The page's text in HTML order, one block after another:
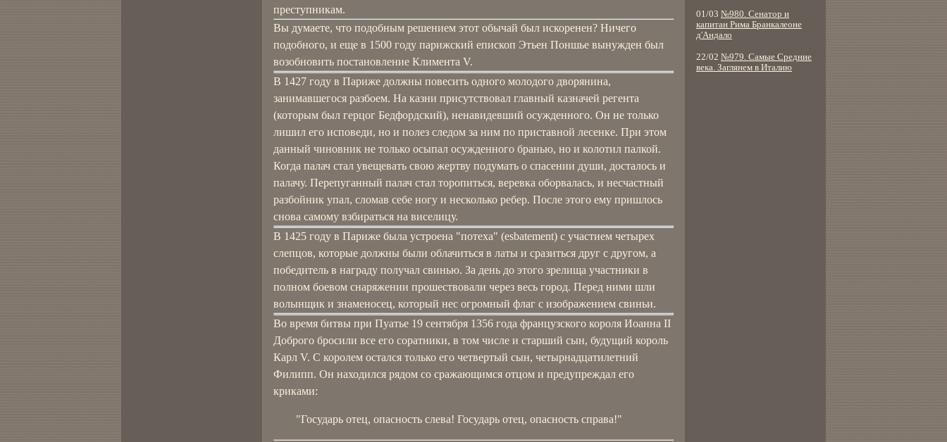
преступникам.
Вы думаете, что подобным решением этот обычай был искоренен? Ничего
подобного, и еще в 1500 году парижский епископ Этьен Поншье вынужден был
возобновить постановление Климента V.
В 1427 году в Париже должны повесить одного молодого дворянина,
занимавшегося разбоем. На казни присутствовал главный казначей регента
(которым был герцог Бедфордский), ненавидевший осужденного. Он не только
лишил его исповеди, но и полез следом за ним по приставной лесенке. При этом
данный чиновник не только осыпал осужденного бранью, но и колотил палкой.
Когда палач стал увещевать свою жертву подумать о спасении души, досталось и
палачу. Перепуганный палач стал торопиться, веревка оборвалась, и несчастный
разбойник упал, сломав себе ногу и несколько ребер. После этого ему пришлось
снова самому взбираться на виселицу.
В 1425 году в Париже была устроена "потеха" (esbatement) с участием четырех
слепцов, которые должны были облачиться в латы и сразиться друг с другом, а
победитель в награду получал свинью. За день до этого зрелища участники в
полном боевом снаряжении прошествовали через весь город. Перед ними шли
волынщик и знаменосец, который нес огромный флаг с изображением свиньи.
Во время битвы при Пуатье 19 сентября 1356 года французского короля Иоанна II
Доброго бросили все его соратники, в том числе и старший сын, будущий король
Карл V. С королем остался только его четвертый сын, четырнадцатилетний
Филипп. Он находился рядом со сражающимся отцом и предупреждал его
криками:
"Государь отец, опасность слева! Государь отец, опасность справа!"
01/03 №980. Сенатор и
капитан Рима Бранкалеоне
д'Андало
22/02 №979. Самые Средние
века. Заглянем в Италию